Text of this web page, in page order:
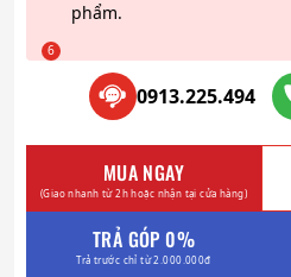
phẩm.
0913.225.494
MUA NGAY
(Giao nhanh từ 2h hoặc nhận tại cửa hàng)
TRẢ GÓP 0%
Trả trước chỉ từ 2.000.000đ